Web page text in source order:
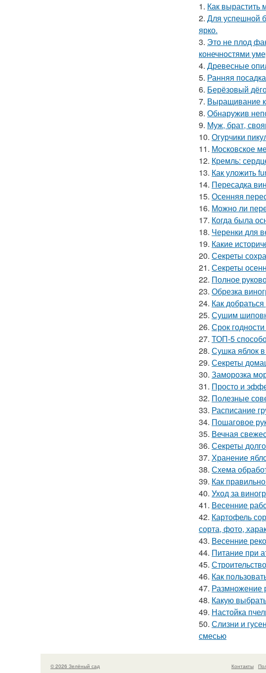
1. Как вырастить
2. Для успешной
ярко.
3. Это не плод
конечностями
4. Древесные
5. Ранняя
6. Берёзовый
7. Выращивание
8. Обнаружив
9. Муж, брат,
10. Огурчики
11. Московское
12. Кремль:
13. Как уложить
14. Пересадка
15. Осенняя
16. Можно ли
17. Когда была
18. Черенки для
19. Какие
20. Секреты
21. Секреты
22. Полное
23. Обрезка
24. Как
25. Сушим
26. Срок
27. ТОП-5
28. Сушка яблок
29. Секреты
30. Заморозка
31. Просто и
32. Полезные
33. Расписание
34. Пошаговое
35. Вечная
36. Секреты
37. Хранение
38. Схема
39. Как
40. Уход за
41. Весенние
42. Картофель
сорта, фото,
43. Весенние
44. Питание при
45.
46. Как
47. Размножение
48. Какую
49. Настойка
50. Слизни и
смесью
© 2026 Зелёный сад Контакты